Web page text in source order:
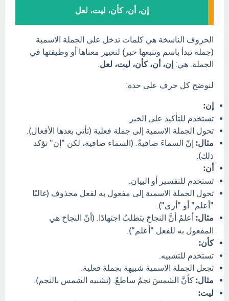
إن، أن، كأن، ليت، لعل
الحروف الناسخة هي كلمات تدخل على الجملة الاسمية
(جملة تبدأ باسم وتتبعها خبر) لتغيير معناها أو وظيفتها في
الجملة. هي: إن، أن، كأن، ليت، لعل
لنوضح كل حرف على حدة:
إن:
تستخدم للتأكيد على الخبر.
تحول الجملة الاسمية إلى جملة فعلية (تأتي بعدها الأفعال).
مثال: إنّ السماءَ صافيةٌ. (السماء صافية، لكن "إن" تؤكد
ذلك).
أن:
تستخدم للتفسير أو البيان.
تحول الجملة الاسمية إلى مفعول به لفعل محذوف (غالبًا
"أعلم" أو "أرى").
مثال: أعلمُ أنَّ النجاحَ يتطلبُ اجتهادًا. (أنّ النجاحَ هي
المفعول به للفعل "أعلم").
كأن:
تستخدم للتشبيه.
تجعل الجملة الاسمية شبيهة بجملة فعلية.
مثال: كأنَّ الشمسَ نجمٌ ساطعٌ. (تشبيه الشمس بالنجم).
ليت: